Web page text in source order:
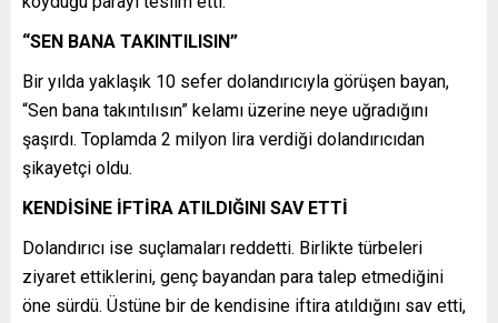
“SEN BANA TAKINTILISIN”
Bir yılda yaklaşık 10 sefer dolandırıcıyla görüşen bayan,
“Sen bana takıntılısın” kelamı üzerine neye uğradığını
şaşırdı. Toplamda 2 milyon lira verdiği dolandırıcıdan
şikayetçi oldu.
KENDİSİNE İFTİRA ATILDIĞINI SAV ETTİ
Dolandırıcı ise suçlamaları reddetti. Birlikte türbeleri
ziyaret ettiklerini, genç bayandan para talep etmediğini
öne sürdü. Üstüne bir de kendisine iftira atıldığını sav etti,